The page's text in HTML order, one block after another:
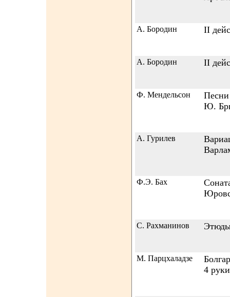
А. Бородин II
А. Бородин II
Ф. Мендельсон
Песни
Ю.
А. Гурилев
Ф.Э. Бах
С. Рахманинов
М. Парцхаладзе
4